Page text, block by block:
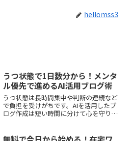
hellomss3
うつ状態で1日数分から！メンタ
ル優先で進めるAI活用ブログ術
うつ状態は長時間集中や判断の連続など
で負担を受けがちです。AIを活用したブ
ログ作成は短い時間に分けて心を守りな
を減らす取り入れやすい使い方を解説し